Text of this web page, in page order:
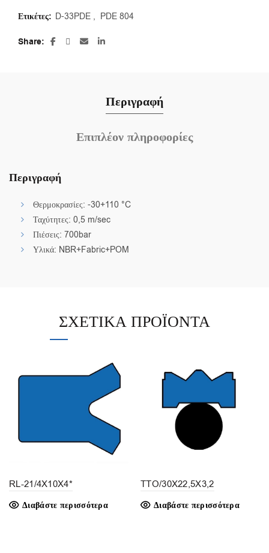
Ετικέτες: D-33PDE , PDE 804
Share
Περιγραφή
Επιπλέον πληροφορίες
Περιγραφή
Θερμοκρασίες: -30+110 °C
Ταχύτητες: 0,5 m/sec
Πιέσεις: 700bar
Υλικά: NBR+Fabric+POM
ΣΧΕΤΙΚΆ ΠΡΟΪΌΝΤΑ
RL-21/4X10X4*
Διαβάστε περισσότερα
TTO/30X22,5X3,2
Διαβάστε περισσότερα